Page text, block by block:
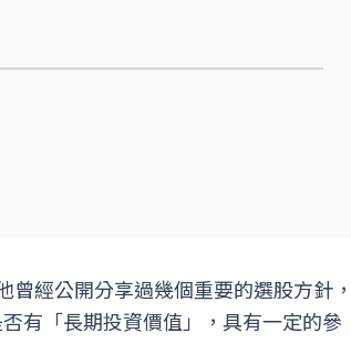
經公開分享過幾個重要的選股方針，
有「長期投資價值」，具有一定的參